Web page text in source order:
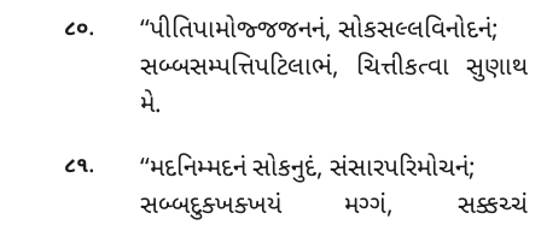
૮૦.
‘‘પીતિપામોજ્જજનનં, સોકસલ્લવિનોદનં;
સબ્બસમ્પત્તિપટિલાભં, ચિત્તીકત્વા સુણાથ
મે.
૮૧.
‘‘મદનિમ્મદનં સોકનુદં, સંસારપરિમોચનં;
સબ્બદુક્ખક્ખયં મગ્ગં, સક્કચ્ચં